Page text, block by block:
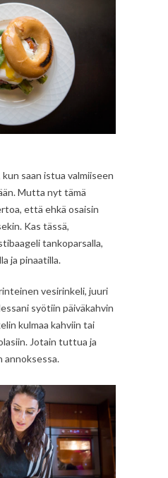
saan istua valmiiseen
Mutta nyt tämä
että ehkä osaisin
Kas tässä,
tankoparsalla,
ja pinaatilla.
vesirinkeli, juuri
syötiin päiväkahvin
kulmaa kahviin tai
Jotain tuttua ja
annoksessa.